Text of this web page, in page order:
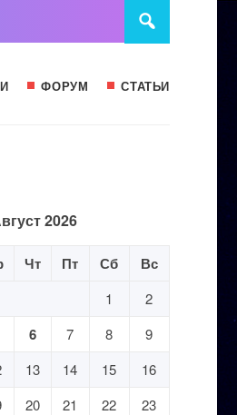
ФОРУМ СТАТЬИ
2026
Чт Пт Сб Вс
1
2
6 7 8
9
13 14 15
16
20 21 22
23